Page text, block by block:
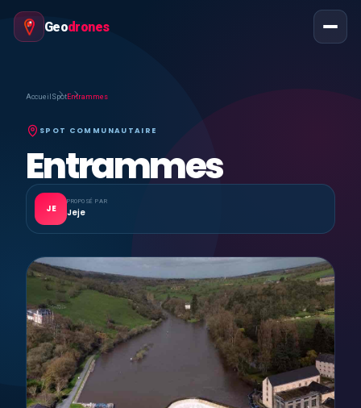
Geodrones
Accueil SpotEntrammes
SPOT COMMUNAUTAIRE
Entrammes
JE
PROPOSÉ PAR
Jeje